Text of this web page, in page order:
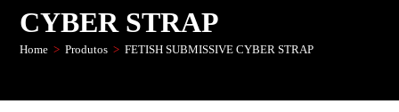
CYBER STRAP
Home > Produtos > FETISH SUBMISSIVE CYBER STRAP